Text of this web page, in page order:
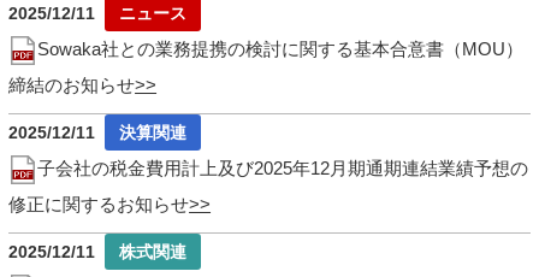
2025/12/11
Sowaka社との業務提携の検討に関する基本合意書（MOU）
締結のお知らせ
2025/12/11
子会社の税金費用計上及び2025年12月期通期連結業績予想の
修正に関するお知らせ
2025/12/11